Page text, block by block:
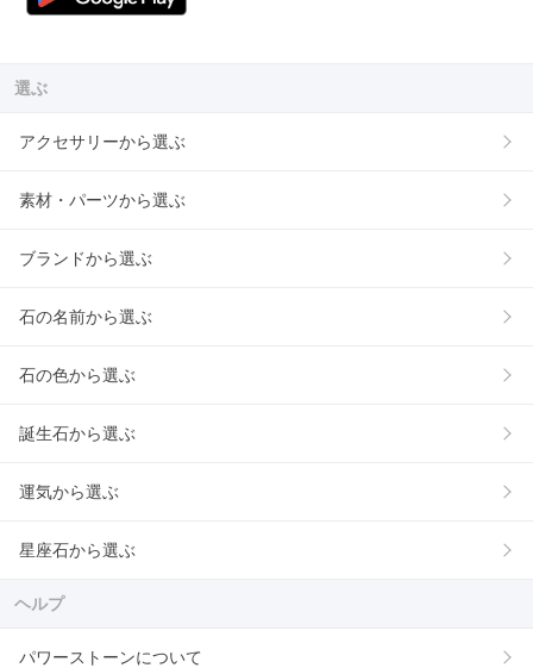
選ぶ
アクセサリーから選ぶ
素材・パーツから選ぶ
ブランドから選ぶ
石の名前から選ぶ
石の色から選ぶ
誕生石から選ぶ
運気から選ぶ
星座石から選ぶ
ヘルプ
パワーストーンについて